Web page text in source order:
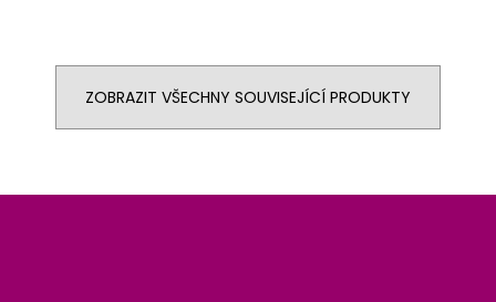
ZOBRAZIT VŠECHNY SOUVISEJÍCÍ PRODUKTY